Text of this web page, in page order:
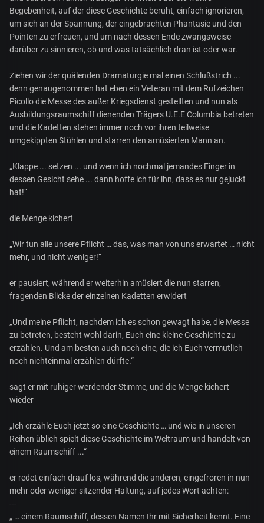
Begebenheit, auf der diese Geschichte beruht, einfach ignorieren,
um sich an der Spannung, der eingebrachten Phantasie und den
Pointen zu erfreuen, und um nach dessen Ende zwangsweise
darüber zu sinnieren, ob und was tatsächlich dran ist oder war.
Ziehen wir der quälenden Dramaturgie mal einen Schlußstrich ...
denn genaugenommen hat eben ein Veteran mit dem Rufzeichen
Picollo die Messe des außer Kriegsdienst gestellten und nun als
Ausbildungsraumschiff dienenden Trägers U.E.E Columbia betreten
und die Kadetten stehen immer noch vor ihren teilweise
umgekippten Stühlen und starren den amüsierten Mann an.
„Klappe ... setzen ... und wenn ich nochmal jemandes Finger in
dessen Gesicht sehe ... dann hoffe ich für ihn, dass es nur gejuckt
hat!“
die Menge kichert
„Wir tun alle unsere Pflicht … das, was man von uns erwartet … nicht
mehr, und nicht weniger!“
er pausiert, während er weiterhin amüsiert die nun starren,
fragenden Blicke der einzelnen Kadetten erwidert
„Und meine Pflicht, nachdem ich es schon gewagt habe, die Messe
zu betreten, besteht wohl darin, Euch eine kleine Geschichte zu
erzählen. Und am besten auch noch eine, die ich Euch vermutlich
noch nichteinmal erzählen dürfte.“
sagt er mit ruhiger werdender Stimme, und die Menge kichert
wieder
„Ich erzähle Euch jetzt so eine Geschichte … und wie in unseren
Reihen üblich spielt diese Geschichte im Weltraum und handelt von
einem Raumschiff ...“
er redet einfach drauf los, während die anderen, eingefroren in nun
mehr oder weniger sitzender Haltung, auf jedes Wort achten:
---
„ … einem Raumschiff, dessen Namen Ihr mit Sicherheit kennt. Eine